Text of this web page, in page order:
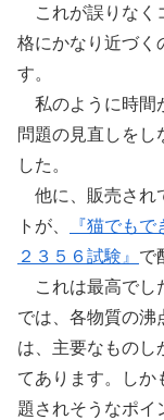
これが誤りなく
格にかなり近づく
す。
私のように時間
問題の見直しをし
した。
他に、販売され
トが、
『猫でも
２３５６試験』 で
これは最高でし
では、各物質の沸
は、主要なものし
てあります。しか
題されそうなポイ